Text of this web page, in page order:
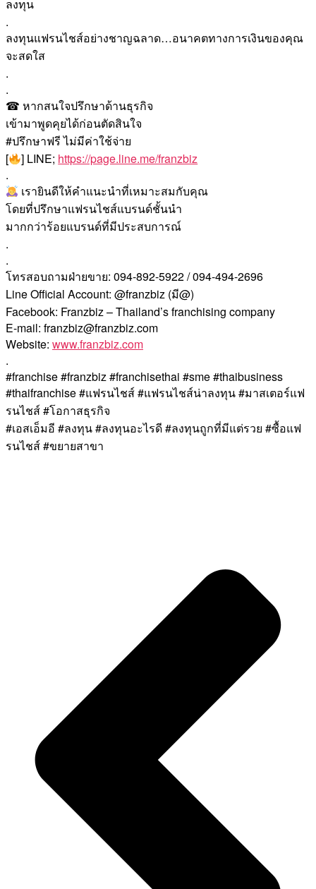
ลงทุน
.
ลงทุนแฟรนไชส์อย่างชาญฉลาด…อนาคตทางการเงินของคุณ
จะสดใส
.
.
☎ หากสนใจปรึกษาด้านธุรกิจ
เข้ามาพูดคุยได้ก่อนตัดสินใจ
#ปรึกษาฟรี ไม่มีค่าใช้จ่าย
[
] LINE; https://page.line.me/franzbiz
.
เรายินดีให้คำแนะนำที่เหมาะสมกับคุณ
โดยที่ปรึกษาแฟรนไชส์แบรนด์ชั้นนำ
มากกว่าร้อยแบรนด์ที่มีประสบการณ์
.
.
โทรสอบถามฝ่ายขาย: 094-892-5922 / 094-494-2696
Line Official Account: @franzbiz (มี@)
Facebook: Franzbiz – Thailand’s franchising company
E-mail: franzbiz@franzbiz.com
Website: www.franzbiz.com
.
#franchise #franzbiz #franchisethai #sme #thaibusiness
#thaifranchise #แฟรนไชส์ #แฟรนไชส์น่าลงทุน #มาสเตอร์แฟ
รนไชส์ #โอกาสธุรกิจ
#เอสเอ็มอี #ลงทุน #ลงทุนอะไรดี #ลงทุนถูกที่มีแต่รวย #ซื้อแฟ
รนไชส์ #ขยายสาขา